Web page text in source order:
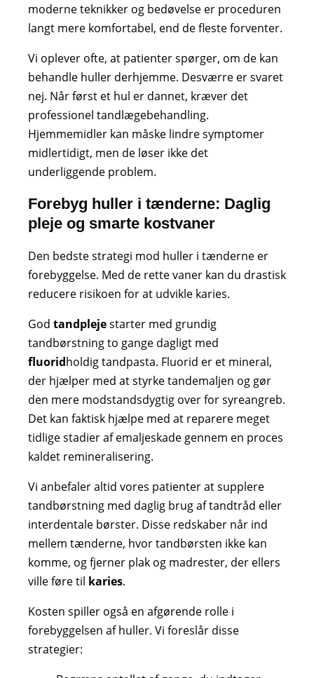
moderne teknikker og bedøvelse er proceduren
langt mere komfortabel, end de fleste forventer.
Vi oplever ofte, at patienter spørger, om de kan
behandle huller derhjemme. Desværre er svaret
nej. Når først et hul er dannet, kræver det
professionel tandlægebehandling.
Hjemmemidler kan måske lindre symptomer
midlertidigt, men de løser ikke det
underliggende problem.
Forebyg huller i tænderne: Daglig
pleje og smarte kostvaner
Den bedste strategi mod huller i tænderne er
forebyggelse. Med de rette vaner kan du drastisk
reducere risikoen for at udvikle karies.
God tandplejestarter med grundig
tandbørstning to gange dagligt med
fluoridholdig tandpasta. Fluorid er et mineral,
der hjælper med at styrke tandemaljen og gør
den mere modstandsdygtig over for syreangreb.
Det kan faktisk hjælpe med at reparere meget
tidlige stadier af emaljeskade gennem en proces
kaldet remineralisering.
Vi anbefaler altid vores patienter at supplere
tandbørstning med daglig brug af tandtråd eller
interdentale børster. Disse redskaber når ind
mellem tænderne, hvor tandbørsten ikke kan
komme, og fjerner plak og madrester, der ellers
ville føre til karies.
Kosten spiller også en afgørende rolle i
forebyggelsen af huller. Vi foreslår disse
strategier: